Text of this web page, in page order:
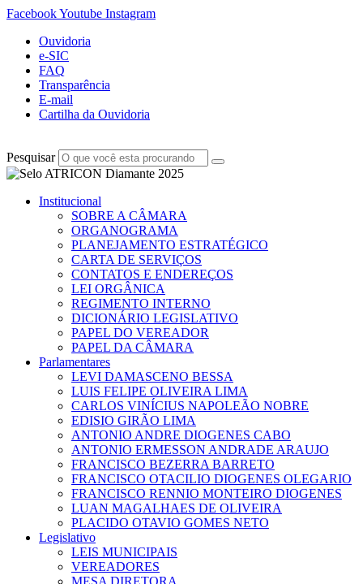
FacebookYoutube Instagram
Ouvidoria
e-SIC
FAQ
Transparência
E-mail
Cartilha da Ouvidoria
Pesquisar
Institucional
SOBRE A CÂMARA
ORGANOGRAMA
PLANEJAMENTO ESTRATÉGICO
CARTA DE SERVIÇOS
CONTATOS E ENDEREÇOS
LEI ORGÂNICA
REGIMENTO INTERNO
DICIONÁRIO LEGISLATIVO
PAPEL DO VEREADOR
PAPEL DA CÂMARA
Parlamentares
LEVI DAMASCENO BESSA
LUIS FELIPE OLIVEIRA LIMA
CARLOS VINÍCIUS NAPOLEÃO NOBRE
EDISIO GIRÃO LIMA
ANTONIO ANDRE DIOGENES CABO
ANTONIO ERMESSON ANDRADE ARAUJO
FRANCISCO BEZERRA BARRETO
FRANCISCO OTACILIO DIOGENES OLEGARIO
FRANCISCO RENNIO MONTEIRO DIOGENES
LUAN MAGALHAES DE OLIVEIRA
PLACIDO OTAVIO GOMES NETO
Legislativo
LEIS MUNICIPAIS
VEREADORES
MESA DIRETORA